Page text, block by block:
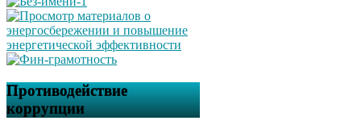
Противодействие
коррупции